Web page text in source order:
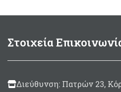
Στοιχεία
Διεύθυνση: Πατρών 23,